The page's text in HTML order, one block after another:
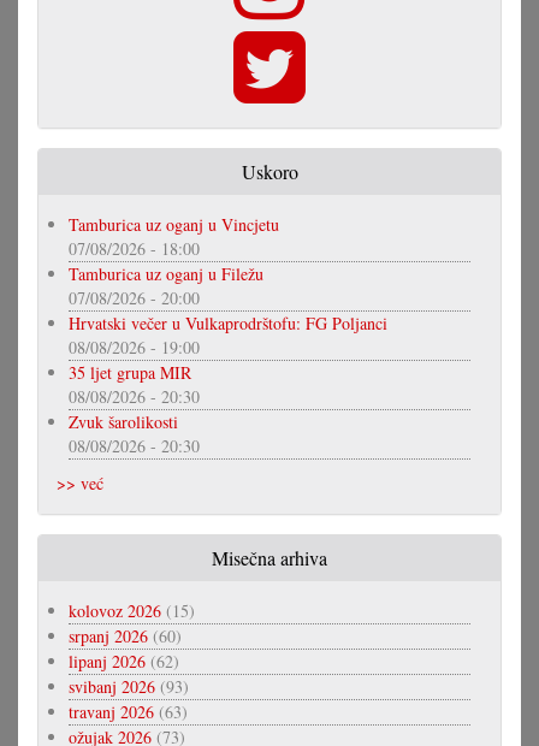
Uskoro
Tamburica uz oganj u Vincjetu
07/08/2026 - 18:00
Tamburica uz oganj u Filežu
07/08/2026 - 20:00
Hrvatski večer u Vulkaprodrštofu: FG Poljanci
08/08/2026 - 19:00
35 ljet grupa MIR
08/08/2026 - 20:30
Zvuk šarolikosti
08/08/2026 - 20:30
>> već
Misečna arhiva
kolovoz 2026 (15)
srpanj 2026 (60)
lipanj 2026 (62)
svibanj 2026 (93)
travanj 2026 (63)
ožujak 2026 (73)